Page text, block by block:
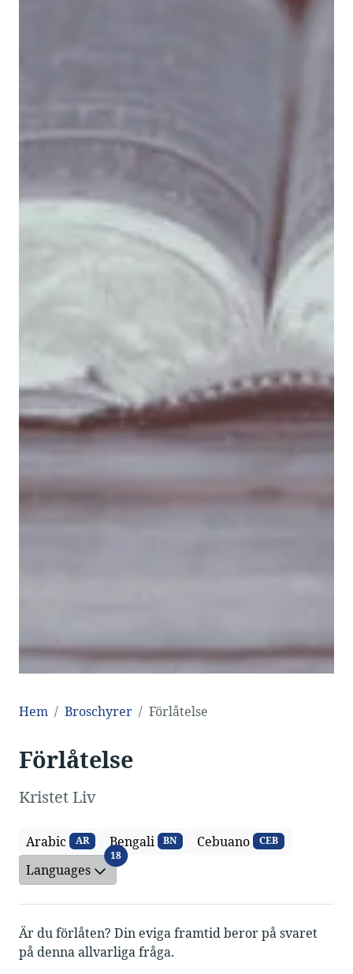
Hem Broschyrer Förlåtelse
Förlåtelse
Kristet Liv
Arabic AR Bengali BN Cebuano CEB
Languages
18Languages
Är du förlåten? Din eviga framtid beror på svaret
på denna allvarliga fråga.